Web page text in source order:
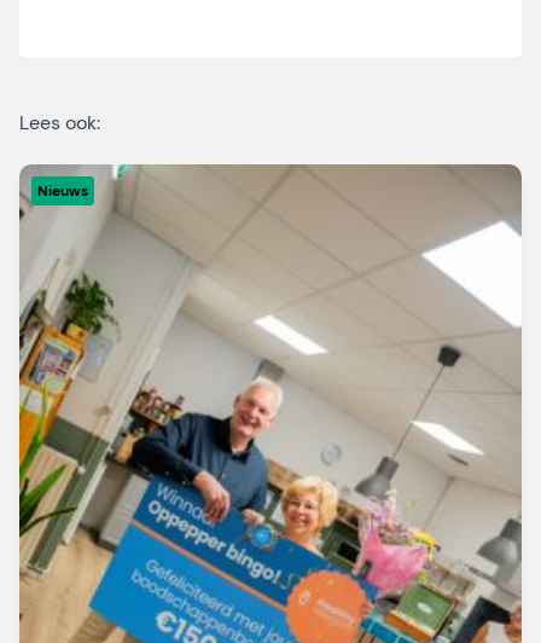
Lees ook:
Nieuws